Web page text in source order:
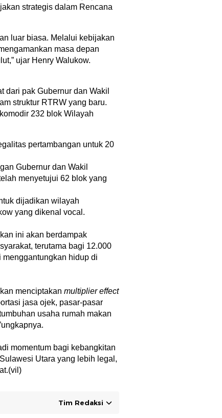
strategis dalam Rencana
luar biasa. Melalui kebijakan
masa depan
ujar Henry Walukow.
dari pak Gubernur dan Wakil
struktur RTRW yang baru.
232 blok Wilayah
pertambangan untuk 20
Gubernur dan Wakil
menyetujui 62 blok yang
dijadikan wilayah
yang dikenal vocal.
ini akan berdampak
terutama bagi 12.000
hidup di
menciptakan multiplier effect
jasa ojek, pasar-pasar
usaha rumah makan
momentum bagi kebangkitan
Utara yang lebih legal,
Tim Redaksi